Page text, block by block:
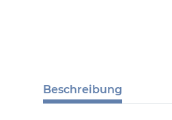
Beschreibung